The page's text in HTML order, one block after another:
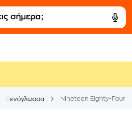
Ξενόγλωσσα Nineteen Eighty-Four